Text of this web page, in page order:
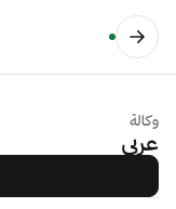
وكالة
عربي